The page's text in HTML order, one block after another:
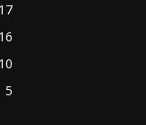
17
16
10
5